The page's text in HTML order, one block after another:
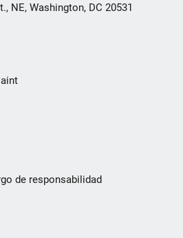
NE, Washington, DC 20531
de responsabilidad